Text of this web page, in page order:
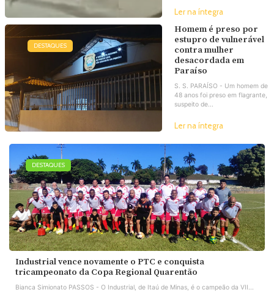
Ler na íntegra
DESTAQUES
Homem é preso por
estupro de vulnerável
contra mulher
desacordada em
Paraíso
S. S. PARAÍSO - Um homem de
48 anos foi preso em flagrante,
suspeito de...
Ler na íntegra
DESTAQUES
Industrial vence novamente o PTC e conquista
tricampeonato da Copa Regional Quarentão
Bianca Simionato PASSOS - O Industrial, de Itaú de Minas, é o campeão da VII...